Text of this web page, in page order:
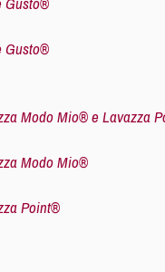
Gusto®
Modo Mio® e Lavazza
Modo Mio®
Point®